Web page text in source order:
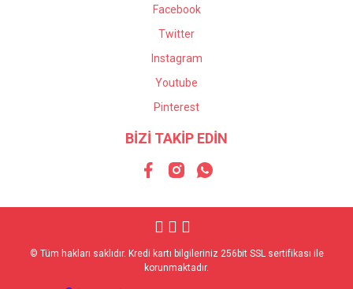
Facebook
Twitter
Instagram
Youtube
Pinterest
BİZİ TAKİP EDİN
© Tüm hakları saklıdır. Kredi kartı bilgileriniz 256bit SSL sertifikası ile
korunmaktadır.